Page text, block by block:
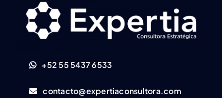
+52 55 5437 6533
contacto@expertiaconsultora.com